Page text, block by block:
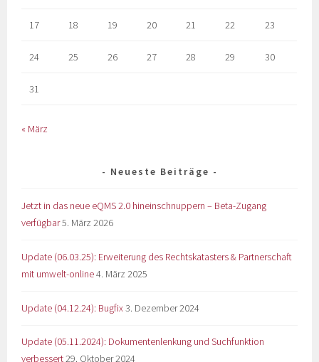
17 18 19 20 21 22 23
24 25 26 27 28 29 30
31
« März
Neueste Beiträge
Jetzt in das neue eQMS 2.0 hineinschnuppern – Beta-Zugang
verfügbar5. März 2026
Update (06.03.25): Erweiterung des Rechtskatasters & Partnerschaft
mit umwelt-online4. März 2025
Update (04.12.24): Bugfix 3. Dezember 2024
Update (05.11.2024): Dokumentenlenkung und Suchfunktion
verbessert29. Oktober 2024